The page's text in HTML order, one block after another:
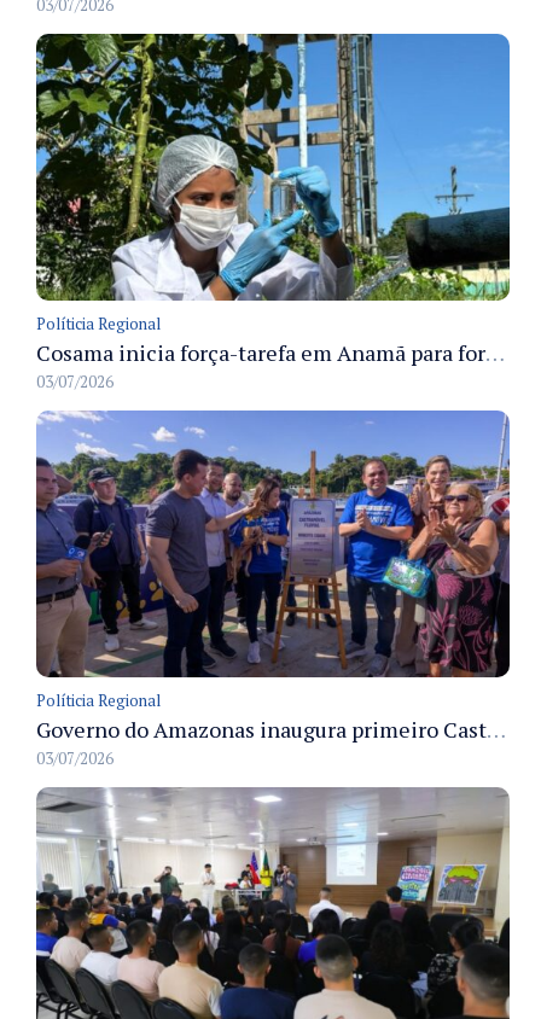
03/07/2026
Políticia Regional
Cosama inicia força-tarefa em Anamã para fortalecer abastecimento de água e segurança hídrica da população
03/07/2026
Políticia Regional
Governo do Amazonas inaugura primeiro Castramóvel Fluvial para atendimento veterinário às comunidades ribeirinhas e castração gratuita
03/07/2026